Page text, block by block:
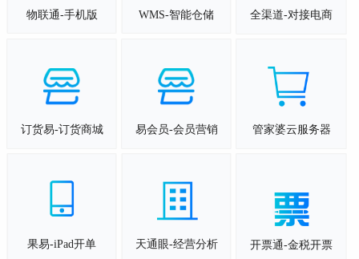
物联通-手机版 WMS-智能仓储 全渠道-对接电商
订货易-订货商城 易会员-会员营销 管家婆云服务器
果易-iPad开单 天通眼-经营分析 开票通-金税开票